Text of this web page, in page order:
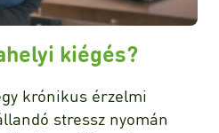
kiégés?
krónikus érzelmi
stressz nyomán